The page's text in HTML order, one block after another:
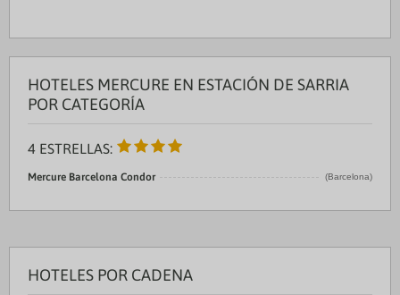
HOTELES MERCURE EN ESTACIÓN DE SARRIA
POR CATEGORÍA
4 ESTRELLAS:
Mercure Barcelona Condor (Barcelona)
HOTELES POR CADENA